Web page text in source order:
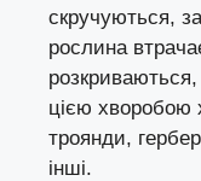
скручуються,
рослина
розкриваються,
цією хворобою
троянди,
інші.